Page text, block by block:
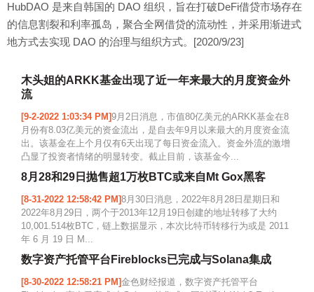
HubDAO 是来自韩国的 DAO 组织，旨在打破DeFi借贷市场存在
的信息割裂和利率孤岛，聚合全网借贷的流动性，并采用渐进式
地方式去实现 DAO 的治理与组织方式。[2020/9/23]
木头姐的ARKK基金出现了近一年来最大的月度资金外
流
[9-2-2022 1:03:34 PM]9月2日消息，市值80亿美元的ARKK基金在8
月份有8.03亿美元的资金流出，是自去年9月以来最大的月度资金流
出。该基金在上个月仅有6天出现了每日资金流入。资金外流的激增
凸显了投资者情绪的明显转变。截止目前，该基金今...
8月28和29日抛售超1万枚BTC或来自Mt Gox黑客
[8-31-2022 12:58:42 PM]8月30日消息，2022年8月28日星期日和
2022年8月29日，两个于2013年12月19日创建的地址转移了大约
10,001.514枚BTC，链上数据显示，本次比特币转移行为或是 2011
年 6 月 19 日 M...
数字资产托管平台Fireblocks已完成与Solana集成
[8-30-2022 12:58:21 PM]金色财经报道，数字资产托管平台